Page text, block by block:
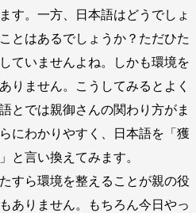
す。一方、日本語はどうでしょ
とはあるでしょうか？ただひた
ていませんよね。しかも環境を
りません。こうしてみるとよく
とでは親御さんの関わり方がま
にわかりやすく、日本語を「獲
と言い換えてみます。
すら環境を整えることが親の役
ありません。もちろん今日やっ